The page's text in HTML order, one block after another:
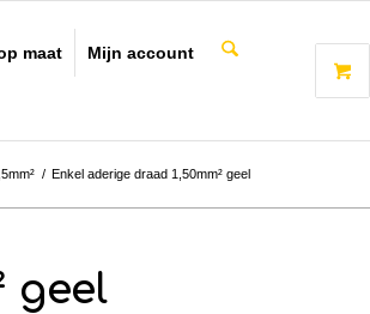
maat Mijn account
/ Enkel aderige draad 1,50mm² geel
geel